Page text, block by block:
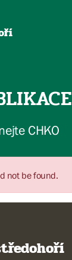
CHKO
not be found.